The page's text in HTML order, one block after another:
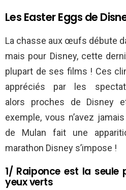
Les Easter Eggs de
La chasse aux œufs débute
mais pour Disney, cette
plupart de ses films ! Ces
appréciés par les
alors proches de Disney
exemple, vous n’avez
de Mulan fait une
marathon Disney s’impose !
1/ Raiponce est la seule
yeux verts